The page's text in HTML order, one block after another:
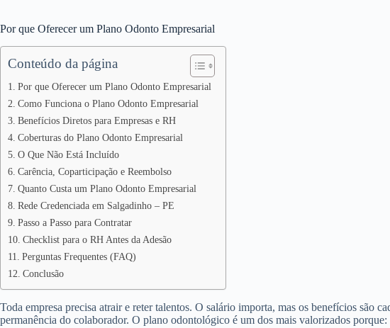
Por que Oferecer um Plano Odonto Empresarial
Conteúdo da página
Por que Oferecer um Plano Odonto Empresarial
Como Funciona o Plano Odonto Empresarial
Benefícios Diretos para Empresas e RH
Coberturas do Plano Odonto Empresarial
O Que Não Está Incluído
Carência, Coparticipação e Reembolso
Quanto Custa um Plano Odonto Empresarial
Rede Credenciada em Salgadinho – PE
Passo a Passo para Contratar
Checklist para o RH Antes da Adesão
Perguntas Frequentes (FAQ)
Conclusão
Toda empresa precisa atrair e reter talentos. O salário importa, mas os benefícios são
permanência do colaborador. O plano odontológico é um dos mais valorizados porque: